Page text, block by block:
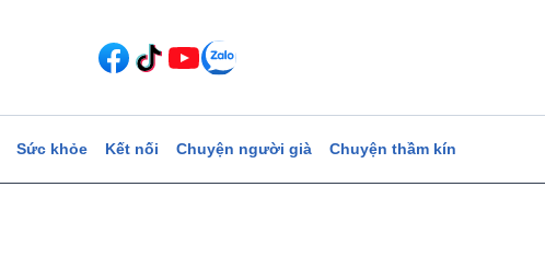
Sức khỏe Kết nối Chuyện người già Chuyện thầm kín